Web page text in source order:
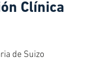
Clínica
de Suizo